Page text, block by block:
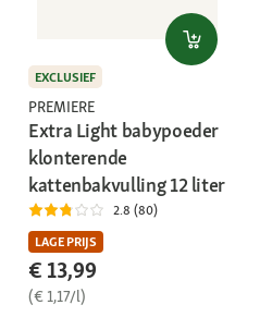
EXCLUSIEF
PREMIERE
Extra Light babypoeder
klonterende
kattenbakvulling 12 liter
2.8 (80)
LAGE PRIJS
€ 13,99
(€ 1,17/l)